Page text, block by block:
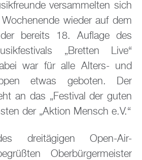
versammelten sich
wieder auf dem
bereits 18. Auflage des
„Bretten Live“
war für alle Alters- und
etwas geboten. Der
an das „Festival der guten
der „Aktion Mensch e.V.“
dreitägigen Open-Air-
Oberbürgermeister